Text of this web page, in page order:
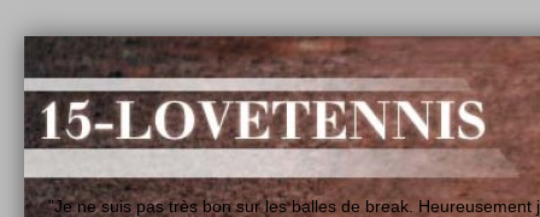
"Je ne suis pas très bon sur les balles de break.